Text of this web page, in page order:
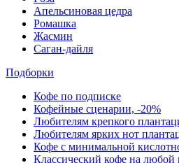
Апельсиновая цедра
Ромашка
Жасмин
Саган-дайля
Подборки
Кофе по подписке
Кофейные сценарии, -20%
Любителям крепкого
Любителям ярких нот
Кофе с минимальной
Классический кофе на любой